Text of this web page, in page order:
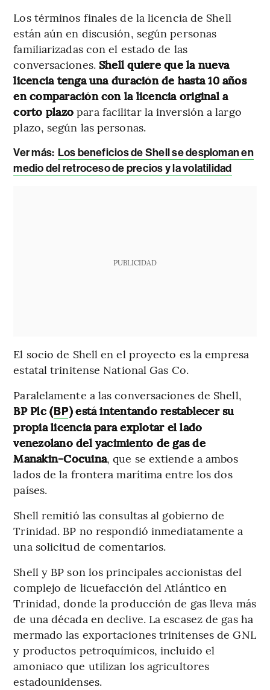
Los términos finales de la licencia de Shell
están aún en discusión, según personas
familiarizadas con el estado de las
conversaciones. Shell quiere que la nueva
licencia tenga una duración de hasta 10 años
en comparación con la licencia original a
corto plazopara facilitar la inversión a largo
plazo, según las personas.
Ver más: Los beneficios de Shell se desploman en
medio del retroceso de precios y la volatilidad
PUBLICIDAD
El socio de Shell en el proyecto es la empresa
estatal trinitense National Gas Co.
Paralelamente a las conversaciones de Shell,
BP Plc (BP) está intentando restablecer su
propia licencia para explotar el lado
venezolano del yacimiento de gas de
Manakin-Cocuina, que se extiende a ambos
lados de la frontera marítima entre los dos
países.
Shell remitió las consultas al gobierno de
Trinidad. BP no respondió inmediatamente a
una solicitud de comentarios.
Shell y BP son los principales accionistas del
complejo de licuefacción del Atlántico en
Trinidad, donde la producción de gas lleva más
de una década en declive. La escasez de gas ha
mermado las exportaciones trinitenses de GNL
y productos petroquímicos, incluido el
amoniaco que utilizan los agricultores
estadounidenses.